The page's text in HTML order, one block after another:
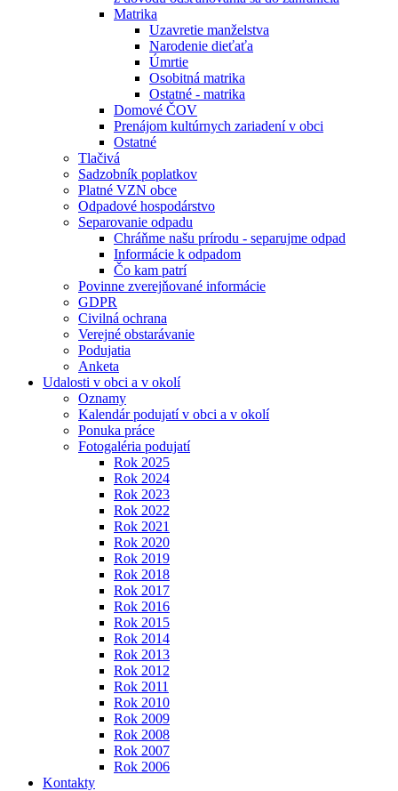
Matrika
Uzavretie manželstva
Narodenie dieťaťa
Úmrtie
Osobitná matrika
Ostatné - matrika
Domové ČOV
Prenájom kultúrnych zariadení v obci
Ostatné
Tlačivá
Sadzobník poplatkov
Platné VZN obce
Odpadové hospodárstvo
Separovanie odpadu
Chráňme našu prírodu - separujme odpad
Informácie k odpadom
Čo kam patrí
Povinne zverejňované informácie
GDPR
Civilná ochrana
Verejné obstarávanie
Podujatia
Anketa
Udalosti v obci a v okolí
Oznamy
Kalendár podujatí v obci a v okolí
Ponuka práce
Fotogaléria podujatí
Rok 2025
Rok 2024
Rok 2023
Rok 2022
Rok 2021
Rok 2020
Rok 2019
Rok 2018
Rok 2017
Rok 2016
Rok 2015
Rok 2014
Rok 2013
Rok 2012
Rok 2011
Rok 2010
Rok 2009
Rok 2008
Rok 2007
Rok 2006
Kontakty